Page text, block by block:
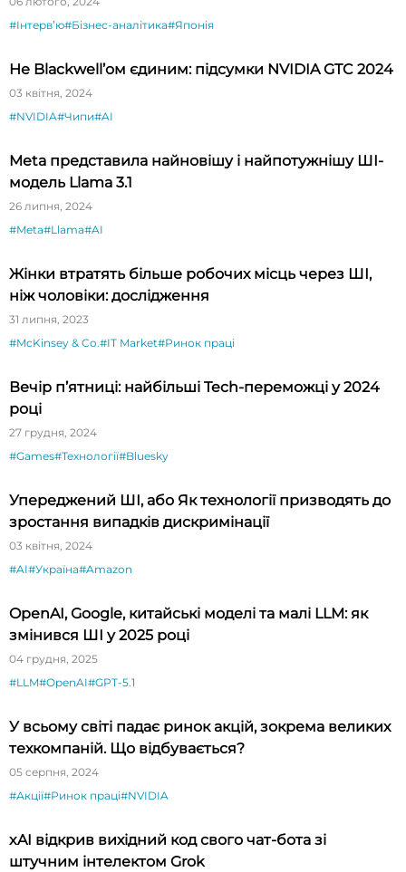
#Інтервʼю#Бізнес-аналітика#Японія
Не Blackwell’ом єдиним: підсумки NVIDIA GTC 2024
03 квітня, 2024
#NVIDIA#Чипи#AI
Meta представила найновішу і найпотужнішу ШІ-
модель Llama 3.1
26 липня, 2024
#Meta#Llama#AI
Жінки втратять більше робочих місць через ШІ,
ніж чоловіки: дослідження
31 липня, 2023
#McKinsey & Co.#IT Market#Ринок праці
Вечір п’ятниці: найбільші Tech-переможці у 2024
році
27 грудня, 2024
#Games#Технології#Bluesky
Упереджений ШІ, або Як технології призводять до
зростання випадків дискримінації
03 квітня, 2024
#AI#Україна#Amazon
OpenAI, Google, китайські моделі та малі LLM: як
змінився ШІ у 2025 році
04 грудня, 2025
#LLM#OpenAI#GPT-5.1
У всьому світі падає ринок акцій, зокрема великих
техкомпаній. Що відбувається?
05 серпня, 2024
#Акції#Ринок праці#NVIDIA
xAI відкрив вихідний код свого чат-бота зі
штучним інтелектом Grok